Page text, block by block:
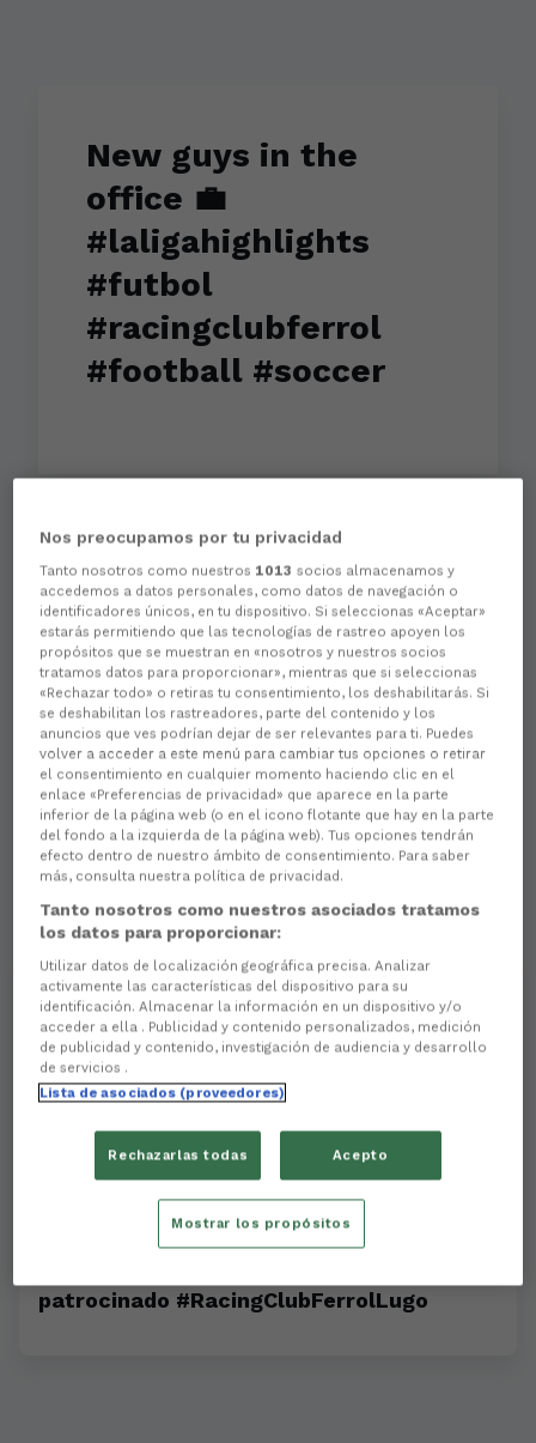
New guys in the
office 💼
#laligahighlights
#futbol
#racingclubferrol
#football #soccer
Aún no hay reacciones. ¡Sé el primero!
patrocinado #RacingClubFerrolLugo
Nos preocupamos por tu privacidad
Tanto nosotros como nuestros 1013 socios almacenamos y
accedemos a datos personales, como datos de navegación o
identificadores únicos, en tu dispositivo. Si seleccionas «Aceptar»
estarás permitiendo que las tecnologías de rastreo apoyen los
propósitos que se muestran en «nosotros y nuestros socios
tratamos datos para proporcionar», mientras que si seleccionas
«Rechazar todo» o retiras tu consentimiento, los deshabilitarás. Si
se deshabilitan los rastreadores, parte del contenido y los
anuncios que ves podrían dejar de ser relevantes para ti. Puedes
volver a acceder a este menú para cambiar tus opciones o retirar
el consentimiento en cualquier momento haciendo clic en el
enlace «Preferencias de privacidad» que aparece en la parte
inferior de la página web (o en el icono flotante que hay en la parte
del fondo a la izquierda de la página web). Tus opciones tendrán
efecto dentro de nuestro ámbito de consentimiento. Para saber
más, consulta nuestra política de privacidad.
Tanto nosotros como nuestros asociados tratamos
los datos para proporcionar:
Utilizar datos de localización geográfica precisa. Analizar
activamente las características del dispositivo para su
identificación. Almacenar la información en un dispositivo y/o
acceder a ella . Publicidad y contenido personalizados, medición
de publicidad y contenido, investigación de audiencia y desarrollo
de servicios .
Lista de asociados (proveedores)
Rechazarlas todas Acepto
Mostrar los propósitos